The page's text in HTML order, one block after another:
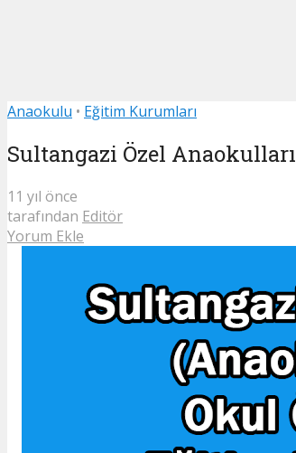
Anaokulu • Eğitim Kurumları
Sultangazi Özel Anaokulları
11 yıl önce
tarafından Editör
Yorum Ekle